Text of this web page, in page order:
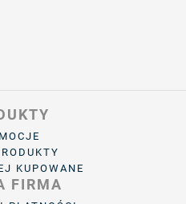
KUPOWANE
FIRMA